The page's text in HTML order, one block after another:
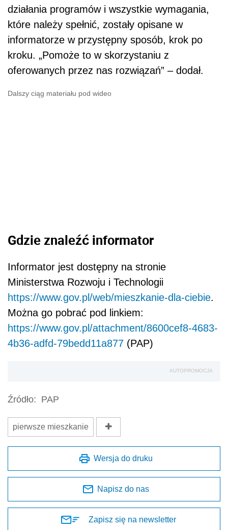
działania programów i wszystkie wymagania,
które należy spełnić, zostały opisane w
informatorze w przystępny sposób, krok po
kroku. „Pomoże to w skorzystaniu z
oferowanych przez nas rozwiązań” – dodał.
Dalszy ciąg materiału pod wideo
Gdzie znaleźć informator
Informator jest dostępny na stronie
Ministerstwa Rozwoju i Technologii
https://www.gov.pl/web/mieszkanie-dla-ciebie.
Można go pobrać pod linkiem:
https://www.gov.pl/attachment/8600cef8-4683-
4b36-adfd-79bedd11a877 (PAP)
AUTOPROMOCJA
Źródło: PAP
pierwsze mieszkanie
Wersja do druku
Napisz do nas
Zapisz się na newsletter